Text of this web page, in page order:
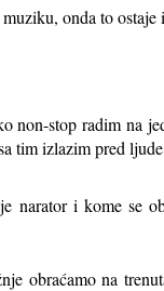
onda to ostaje
stop radim na
tim izlazim pred
narator i kome se
obraćamo na